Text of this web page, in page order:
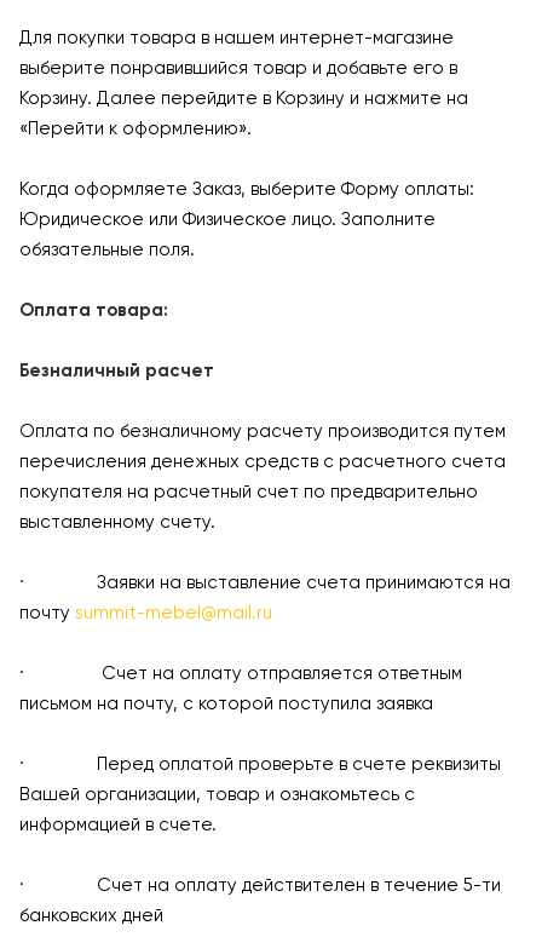
Для покупки товара в нашем интернет-магазине
выберите понравившийся товар и добавьте его в
Корзину. Далее перейдите в Корзину и нажмите на
«Перейти к оформлению».
Когда оформляете Заказ, выберите Форму оплаты:
Юридическое или Физическое лицо. Заполните
обязательные поля.
Оплата товара:
Безналичный расчет
Оплата по безналичному расчету производится путем
перечисления денежных средств с расчетного счета
покупателя на расчетный счет по предварительно
выставленному счету.
· Заявки на выставление счета принимаются на
почту summit-mebel@mail.ru
· Счет на оплату отправляется ответным
письмом на почту, с которой поступила заявка
· Перед оплатой проверьте в счете реквизиты
Вашей организации, товар и ознакомьтесь с
информацией в счете.
· Счет на оплату действителен в течение 5-ти
банковских дней